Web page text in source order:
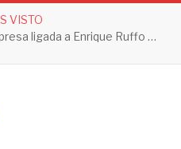
VISTO
Detienen a apoderada de empresa ligada a Enrique Ruffo por investigación de Huachicol Fiscal